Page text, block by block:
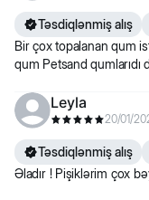
Təsdiqlənmiş alış
Bir çox topalanan qum
qum Petsand qumlarıdı
Leyla
20/01/
Təsdiqlənmiş alış
Əladır ! Pişiklərim çox